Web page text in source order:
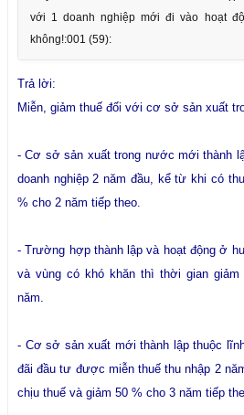
với 1 doanh nghiệp mới đi vào hoạt
không!:001 (59):
Trả lời:
Miễn, giảm thuế đối với cơ sở sản xuất
- Cơ sở sản xuất trong nước mới thành
doanh nghiệp 2 năm đầu, kể từ khi có
% cho 2 năm tiếp theo.
- Trường hợp thành lập và hoạt động ở
và vùng có khó khăn thì thời gian
năm.
- Cơ sở sản xuất mới thành lập thuộc
đãi đầu tư được miễn thuế thu nhập 2
chịu thuế và giảm 50 % cho 3 năm tiếp